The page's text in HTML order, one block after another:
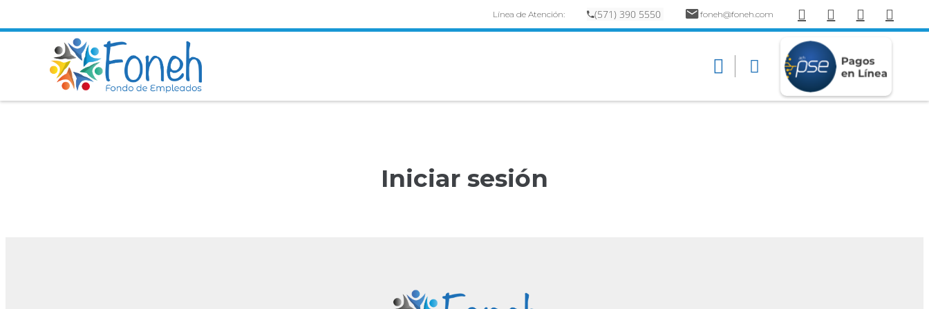
Línea de Atención: (571) 390 5550 foneh@foneh.com
Iniciar sesión